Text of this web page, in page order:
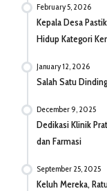
February 5, 2026
Kepala Desa
Hidup Kategori
January 12, 2026
Salah Satu
December 9, 2025
Dedikasi Klinik
dan Farmasi
September 25, 2025
Keluh Mereka,